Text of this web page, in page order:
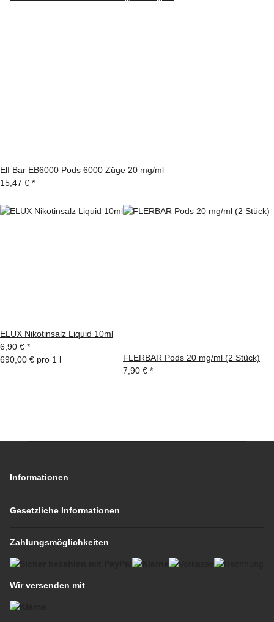
Elf Bar EB6000 Pods 6000 Züge 20 mg/ml
15,47 € *
ELUX Nikotinsalz Liquid 10ml
6,90 € *
690,00 € pro 1 l
FLERBAR Pods 20 mg/ml (2 Stück)
7,90 € *
Informationen
Gesetzliche Informationen
Zahlungsmöglichkeiten
Wir versenden mit